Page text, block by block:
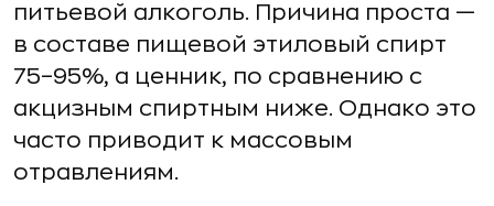
питьевой алкоголь. Причина проста —
в составе пищевой этиловый спирт
75–95%, а ценник, по сравнению с
акцизным спиртным ниже. Однако это
часто приводит к массовым
отравлениям.